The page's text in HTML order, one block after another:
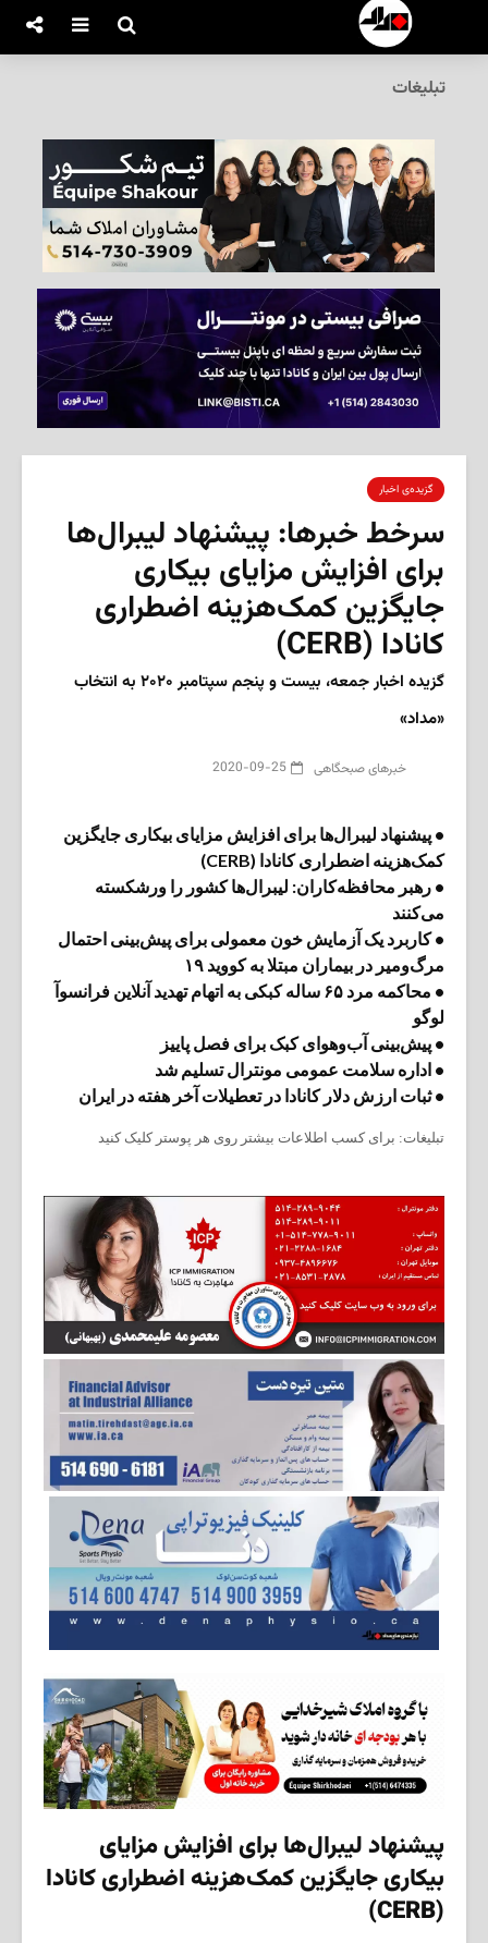
تبلیغات
گزیده‌ی‌ اخبار
سرخط خبرها: پیشنهاد لیبرال‌ها
برای افزایش مزایای بیکاری
جایگزین کمک‌هزینه اضطراری
کانادا (CERB)
گزیده اخبار جمعه، بیست و پنجم سپتامبر ۲۰۲۰ به انتخاب
«مداد»
‌خبرهای صبحگاهی 2020-09-25
• پیشنهاد لیبرال‌ها برای افزایش مزایای بیکاری جایگزین
کمک‌هزینه اضطراری کانادا (CERB)
• رهبر محافظه‌کاران: لیبرال‌ها کشور را ورشکسته
می‌کنند
• کاربرد یک آزمایش خون معمولی برای پیش‌بینی احتمال
مرگ‌ومیر در بیماران مبتلا به کووید ۱۹
• محاکمه مرد ۶۵ ساله کبکی به اتهام تهدید آنلاین فرانسوآ
لوگو
• پیش‌بینی آب‌وهوای کبک برای فصل پاییز
• اداره سلامت عمومی مونترال تسلیم شد
• ثبات ارزش دلار کانادا در تعطیلات آخر هفته در ایران
تبلیغات: برای کسب اطلاعات بیشتر روی هر پوستر کلیک کنید
پیشنهاد لیبرال‌ها برای افزایش مزایای
بیکاری جایگزین کمک‌هزینه اضطراری کانادا
(CERB)